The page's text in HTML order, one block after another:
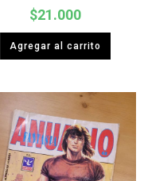
$21.000
Agregar al carrito